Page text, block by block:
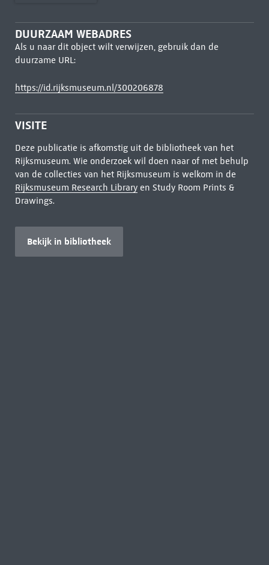
DUURZAAM WEBADRES
Als u naar dit object wilt verwijzen, gebruik dan de
duurzame URL:
https://id.rijksmuseum.nl/300206878
VISITE
Deze publicatie is afkomstig uit de bibliotheek van het
Rijksmuseum. Wie onderzoek wil doen naar of met behulp
van de collecties van het Rijksmuseum is welkom in de
Rijksmuseum Research Libraryen Study Room Prints &
Drawings.
Bekijk in bibliotheek